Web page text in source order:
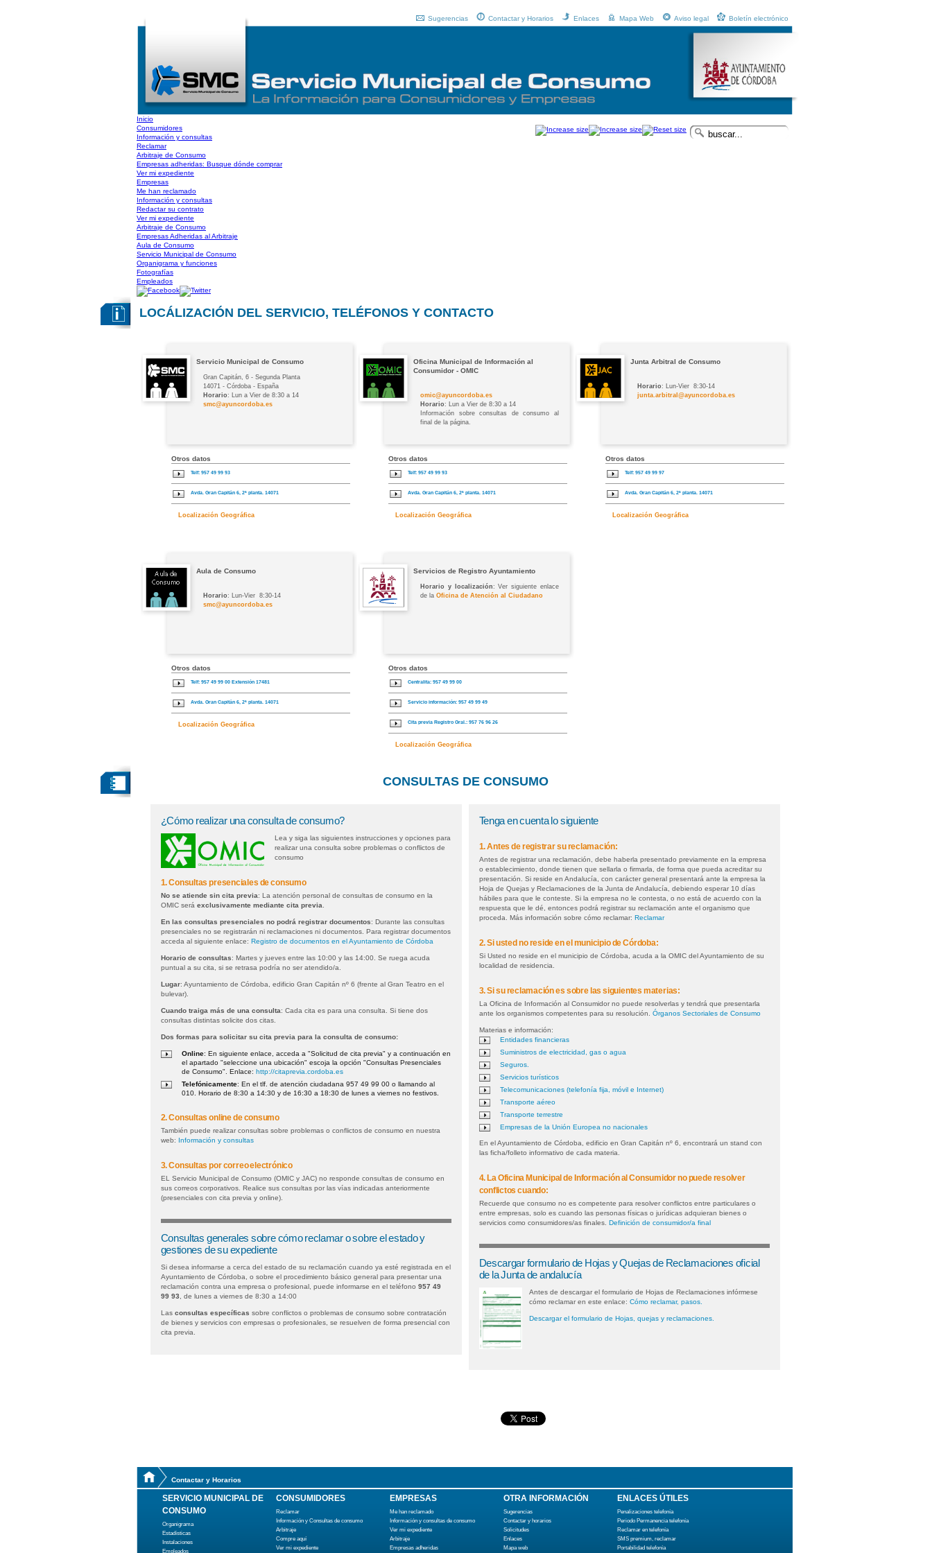
Boletín electrónico
Aviso legal
Mapa Web
Enlaces
Contactar y Horarios
Sugerencias
Inicio
Consumidores
Información y consultas
Reclamar
Arbitraje de Consumo
Empresas adheridas: Busque dónde comprar
Ver mi expediente
Empresas
Me han reclamado
Información y consultas
Redactar su contrato
Ver mi expediente
Arbitraje de Consumo
Empresas Adheridas al Arbitraje
Aula de Consumo
Servicio Municipal de Consumo
Organigrama y funciones
Fotografías
Empleados
LOCÁLIZACIÓN DEL SERVICIO, TELÉFONOS Y CONTACTO
Servicio Municipal de Consumo
Gran Capitán, 6 - Segunda Planta
14071 - Córdoba - España
Horario: Lun a Vier de 8:30 a 14
smc@ayuncordoba.es
Otros datos
Telf: 957 49 99 93
Avda. Gran Capitán 6, 2ª planta. 14071
Localización Geográfica
Oficina Municipal de Información al
Consumidor - OMIC
omic@ayuncordoba.es
Horario: Lun a Vier de 8:30 a 14
Información sobre consultas de consumo al
final de la página.
Otros datos
Telf: 957 49 99 93
Avda. Gran Capitán 6, 2ª planta. 14071
Localización Geográfica
Junta Arbitral de Consumo
Horario: Lun-Vier 8:30-14
junta.arbitral@ayuncordoba.es
Otros datos
Telf: 957 49 99 97
Avda. Gran Capitán 6, 2ª planta. 14071
Localización Geográfica
Aula de Consumo
Horario: Lun-Vier 8:30-14
smc@ayuncordoba.es
Otros datos
Telf: 957 49 99 00 Extensión 17481
Avda. Gran Capitán 6, 2ª planta. 14071
Localización Geográfica
Servicios de Registro Ayuntamiento
Horario y localización: Ver siguiente enlace
de la Oficina de Atención al Ciudadano
Otros datos
Centralita: 957 49 99 00
Servicio información: 957 49 99 49
Cita previa Registro Gral.: 957 76 96 26
Localización Geográfica
CONSULTAS DE CONSUMO
¿Cómo realizar una consulta de consumo?
Lea y siga las siguientes instrucciones y opciones para
realizar una consulta sobre problemas o conflictos de
consumo
1. Consultas presenciales de consumo
No se atiende sin cita previa: La atención personal de consultas de consumo en la
OMIC será exclusivamente mediante cita previa
En las consultas presenciales no podrá registrar documentos: Durante las consultas
presenciales no se registrarán ni reclamaciones ni documentos. Para registrar documentos
acceda al siguiente enlace: Registro de documentos en el Ayuntamiento de Córdoba
Horario de consultas: Martes y jueves entre las 10:00 y las 14:00. Se ruega acuda
puntual a su cita, si se retrasa podría no ser atendido/a.
Lugar: Ayuntamiento de Córdoba, edificio Gran Capitán nº 6 (frente al Gran Teatro en el
bulevar).
Cuando traiga más de una consulta: Cada cita es para una consulta. Si tiene dos
consultas distintas solicite dos citas.
Dos formas para solicitar su cita previa para la consulta de consumo:
Online: En siguiente enlace, acceda a "Solicitud de cita previa" y a continuación en
el apartado "seleccione una ubicación" escoja la opción "Consultas Presenciales
de Consumo". Enlace: http://citaprevia.cordoba.es
Telefónicamente: En el tlf. de atención ciudadana 957 49 99 00 o llamando al
010. Horario de 8:30 a 14:30 y de 16:30 a 18:30 de lunes a viernes no festivos.
2. Consultas online de consumo
También puede realizar consultas sobre problemas o conflictos de consumo en nuestra
web: Información y consultas
3. Consultas por correo electrónico
EL Servicio Municipal de Consumo (OMIC y JAC) no responde consultas de consumo en
sus correos corporativos. Realice sus consultas por las vías indicadas anteriormente
(presenciales con cita previa y online).
Consultas generales sobre cómo reclamar o sobre el estado y
gestiones de su expediente
Si desea informarse a cerca del estado de su reclamación cuando ya esté registrada en el
Ayuntamiento de Córdoba, o sobre el procedimiento básico general para presentar una
reclamación contra una empresa o profesional, puede informarse en el teléfono 957 49
99 93 , de lunes a viernes de 8:30 a 14:00
Las consultas específicas sobre conflictos o problemas de consumo sobre contratación
de bienes y servicios con empresas o profesionales, se resuelven de forma presencial con
cita previa.
Tenga en cuenta lo siguiente
1. Antes de registrar su reclamación:
Antes de registrar una reclamación, debe haberla presentado previamente en la empresa
o establecimiento, donde tienen que sellarla o firmarla, de forma que pueda acreditar su
presentación. Si reside en Andalucía, con carácter general presentará ante la empresa la
Hoja de Quejas y Reclamaciones de la Junta de Andalucía, debiendo esperar 10 días
hábiles para que le conteste. Si la empresa no le contesta, o no está de acuerdo con la
respuesta que le dé, entonces podrá registrar su reclamación ante el organismo que
proceda. Más información sobre cómo reclamar: Reclamar
2. Si usted no reside en el municipio de Córdoba:
Si Usted no reside en el municipio de Córdoba, acuda a la OMIC del Ayuntamiento de su
localidad de residencia.
3. Si su reclamación es sobre las siguientes materias:
La Oficina de Información al Consumidor no puede resolverlas y tendrá que presentarla
ante los organismos competentes para su resolución. Órganos Sectoriales de Consumo
Materias e información:
Entidades financieras
Suministros de electricidad, gas o agua
Seguros.
Servicios turísticos
Telecomunicaciones (telefonía fija, móvil e Internet)
Transporte aéreo
Transporte terrestre
Empresas de la Unión Europea no nacionales
En el Ayuntamiento de Córdoba, edificio en Gran Capitán nº 6, encontrará un stand con
las ficha/folleto informativo de cada materia.
4. La Oficina Municipal de Información al Consumidor no puede resolver
conflictos cuando:
Recuerde que consumo no es competente para resolver conflictos entre particulares o
entre empresas, solo es cuando las personas físicas o jurídicas adquieran bienes o
servicios como consumidores/as finales. Definición de consumidor/a final
Descargar formulario de Hojas y Quejas de Reclamaciones oficial
de la Junta de andalucía
Antes de descargar el formulario de Hojas de Reclamaciones infórmese
cómo reclamar en este enlace:Cómo reclamar, pasos.
Descargar el formulario de Hojas, quejas y reclamaciones.
Contactar y Horarios
SERVICIO MUNICIPAL DE
CONSUMO
Organigrama
Estadísticas
Instalaciones
Empleados
CONSUMIDORES
Reclamar
Información y Consultas de consumo
Arbitraje
Compre aquí
Ver mi expediente
EMPRESAS
Me han reclamado
Información y consultas de consumo
Ver mi expediente
Arbitraje
Empresas adheridas
OTRA INFORMACIÓN
Sugerencias
Contactar y horarios
Solicitudes
Enlaces
Mapa web
ENLACES ÚTILES
Penalizaciones telefonía
Periodo Permanencia telefonía
Reclamar en telefonía
SMS premium, reclamar
Portabilidad telefonía